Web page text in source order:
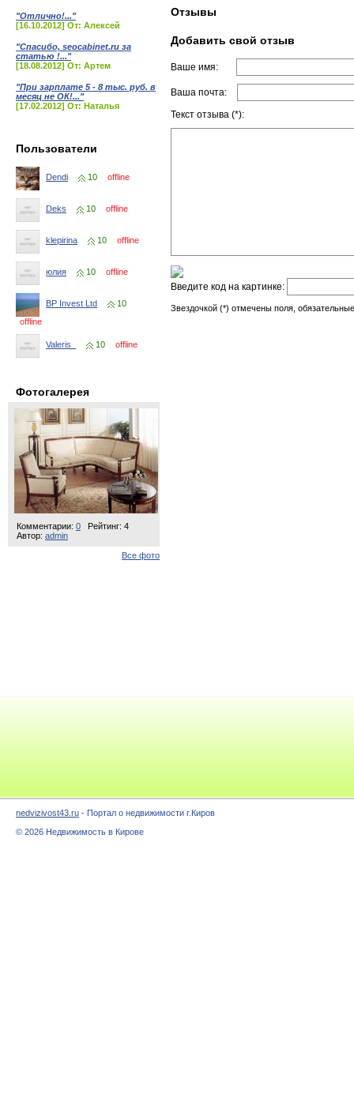
"Отлично!..."
[16.10.2012] От: Алексей
"Спасибо, seocabinet.ru за
статью !..."
[18.08.2012] От: Артем
"При зарплате 5 - 8 тыс. руб. в
месяц не ОК!..."
[17.02.2012] От: Наталья
Пользователи
Dendi 10 offline
Deks 10 offline
klepirina 10 offline
юлия 10 offline
BP Invest Ltd
10
offline
Valeris_ 10 offline
Фотогалерея
Комментарии: 0
Рейтинг: 4
Автор: admin
Все фото
Отзывы
Добавить свой отзыв
Ваше имя:
Ваша почта:
Текст отзыва (*):
Введите код на картинке:
Звездочкой (*) отмечены поля,
nedvizivost43.ru - Портал о недвижимости г.Киров
© 2026 Недвижимость в Кирове